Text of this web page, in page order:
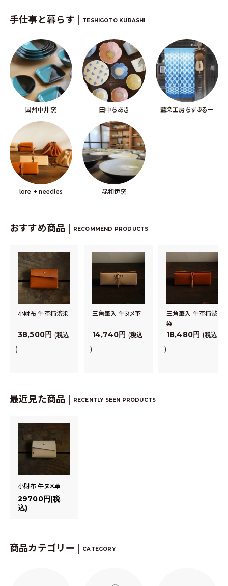
手仕事と暮らす | TESHIGOTO KURASHI
因州中井窯 田中ちあき 藍染工房ちずぶるー
lore + needles 㐂和伊窯
おすすめ商品 | RECOMMEND PRODUCTS
小財布 牛革柿渋染
38,500 税込
三角筆入 牛ヌメ革
14,740 税込
三角筆入 牛革柿渋
染
18,480 税込
最近見た商品 | RECENTLY SEEN PRODUCTS
小財布 牛ヌメ革
29700円(税
込)
商品カテゴリー | CATEGORY